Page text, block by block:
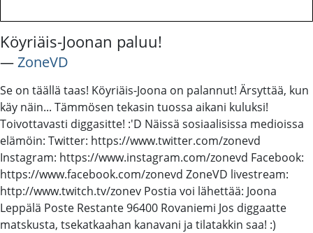
Köyriäis-Joonan paluu!
―ZoneVD
Se on täällä taas! Köyriäis-Joona on palannut! Ärsyttää, kun
käy näin... Tämmösen tekasin tuossa aikani kuluksi!
Toivottavasti diggasitte! :'D Näissä sosiaalisissa medioissa
elämöin: Twitter: https://www.twitter.com/zonevd
Instagram: https://www.instagram.com/zonevd Facebook:
https://www.facebook.com/zonevd ZoneVD livestream:
http://www.twitch.tv/zonev Postia voi lähettää: Joona
Leppälä Poste Restante 96400 Rovaniemi Jos diggaatte
matskusta, tsekatkaahan kanavani ja tilatakkin saa! :)